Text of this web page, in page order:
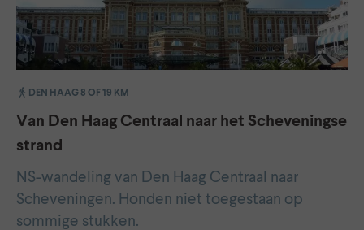
DEN HAAG 8 OF 19 KM
Van Den Haag Centraal naar het Scheveningse
strand
NS-wandeling van Den Haag Centraal naar
Scheveningen. Honden niet toegestaan op
sommige stukken.